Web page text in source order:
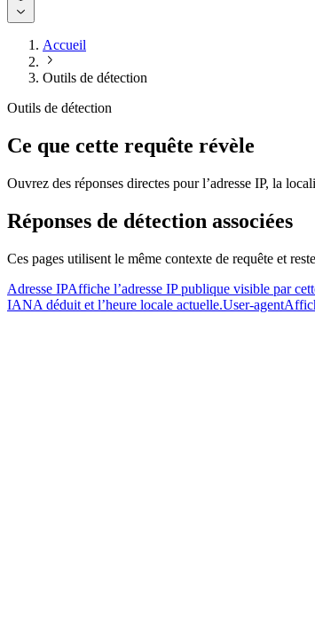
Accueil
Outils de détection
Outils de détection
Ce que cette requête révèle
Ouvrez des réponses directes pour l’adresse IP, la
Réponses de détection associées
Ces pages utilisent le même contexte de requête et
Adresse IPAffiche l’adresse IP publique visible par
IANA déduit et l’heure locale actuelle.User-agent